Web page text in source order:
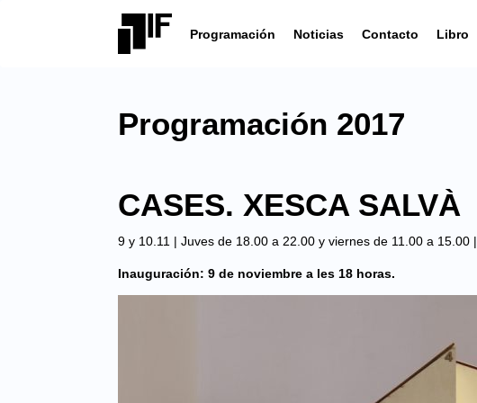
Programación Noticias Contacto Libro
Programación 2017
CASES. XESCA SALVÀ
9 y 10.11 | Juves de 18.00 a 22.00 y viernes de 11.00 a 15.00 |
Inauguración: 9 de noviembre a les 18 horas.